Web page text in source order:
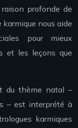
profonde de
nous aide
pour mieux
et les leçons que
du thème natal –
– est interprété à
karmiques